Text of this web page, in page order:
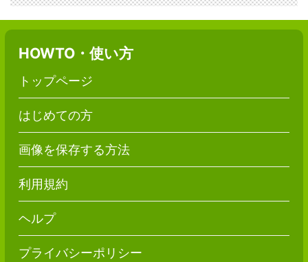
HOWTO・使い方
トップページ
はじめての方
画像を保存する方法
利用規約
ヘルプ
プライバシーポリシー